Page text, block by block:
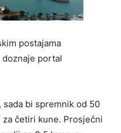
postajama
portal
sada bi spremnik od 50
četiri kune. Prosječni